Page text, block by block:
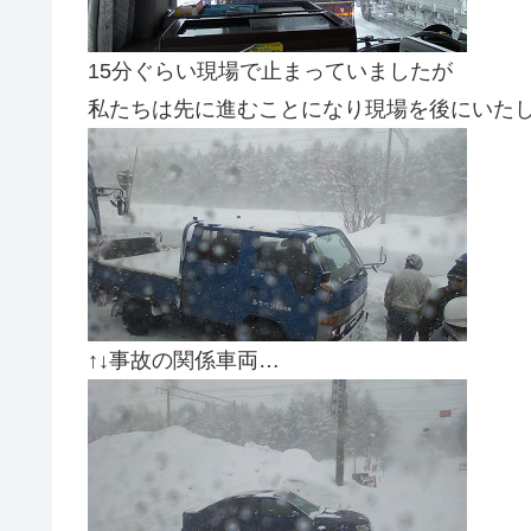
15分ぐらい現場で止まっていましたが
私たちは先に進むことになり現場を後にいた
↑↓事故の関係車両…